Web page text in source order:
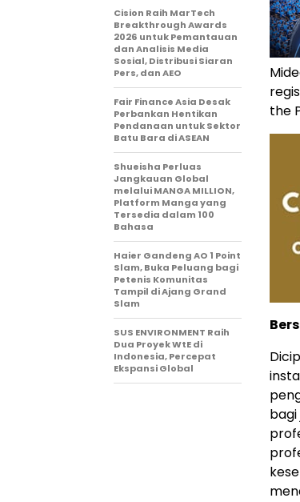
the
Cision Raih MarTech
Breakthrough Awards
2026 untuk Pemantauan
dan Analisis Media
Sosial, Distribusi Siaran
Pers, dan AEO
Fair Finance Asia Desak
Perbankan Hentikan
Pendanaan untuk Sektor
Batu Bara di ASEAN
Shueisha Perluas
Jangkauan Global
melalui MANGA MILLION,
Platform Manga yang
Tersedia dalam 100
Bahasa
Haier Gandeng AO 1 Point
Slam, Buka Peluang bagi
Petenis Komunitas
Tampil di Ajang Grand
Slam
SUS ENVIRONMENT Raih
Dua Proyek WtE di
Indonesia, Percepat
Ekspansi Global